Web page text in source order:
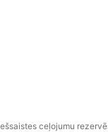
ceļojumu